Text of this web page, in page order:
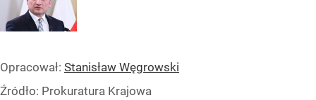
Opracował: Stanisław Węgrowski
Źródło: Prokuratura Krajowa